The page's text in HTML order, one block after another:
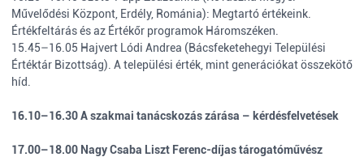
Művelődési Központ, Erdély, Románia): Megtartó értékeink.
Értékfeltárás és az Értékőr programok Háromszéken.
15.45–16.05 Hajvert Lódi Andrea (Bácsfeketehegyi Települési
Értéktár Bizottság). A települési érték, mint generációkat összekötő
híd.
16.10–16.30 A szakmai tanácskozás zárása – kérdésfelvetések
17.00–18.00 Nagy Csaba Liszt Ferenc-díjas tárogatóművész